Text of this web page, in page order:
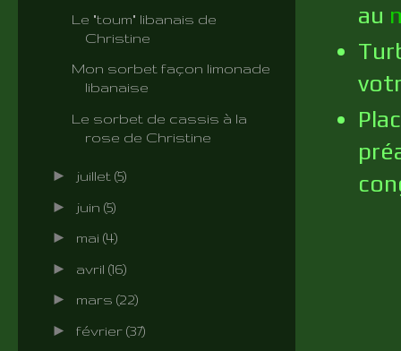
au
Le "toum" libanais de
Christine
Mon sorbet façon limonade
libanaise
Le sorbet de cassis à la
rose de Christine
► juillet (5)
► juin (5)
► mai (4)
► avril (16)
► mars (22)
► février (37)